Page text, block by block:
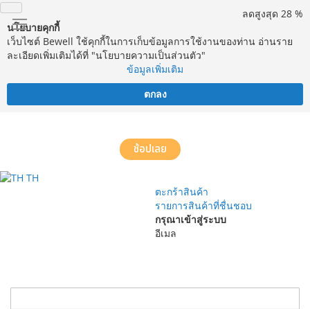
นโยบายคุกกี้
เว็บไซต์ Bewell ใช้คุกกี้ในการเก็บข้อมูลการใช้งานของท่าน อ่านราย
ละเอียดเพิ่มเติมได้ที่ "นโยบายความเป็นส่วนตัว"
ข้อมูลเพิ่มเติม
ตกลง
ช้อปเลย
TH
ตะกร้าสินค้า
รายการสินค้าที่ชื่นชอบ
กรุณาเข้าสู่ระบบ
อีเมล
ลดสูงสุด 28 %